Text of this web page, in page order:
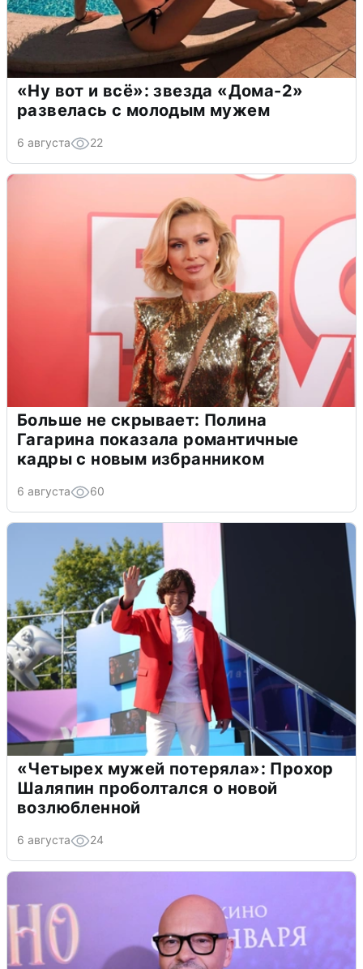
«Ну вот и всё»: звезда «Дома-2»
развелась с молодым мужем
6 августа 22
Больше не скрывает: Полина
Гагарина показала романтичные
кадры с новым избранником
6 августа 60
«Четырех мужей потеряла»: Прохор
Шаляпин проболтался о новой
возлюбленной
6 августа 24